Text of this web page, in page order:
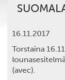
16.11.2017
Torstaina
(avec).